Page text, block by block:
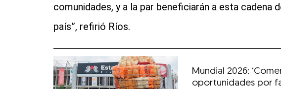
comunidades, y a la par beneficiarán a esta cadena
país”, refirió Ríos.
Mundial 2026:
oportunidades por